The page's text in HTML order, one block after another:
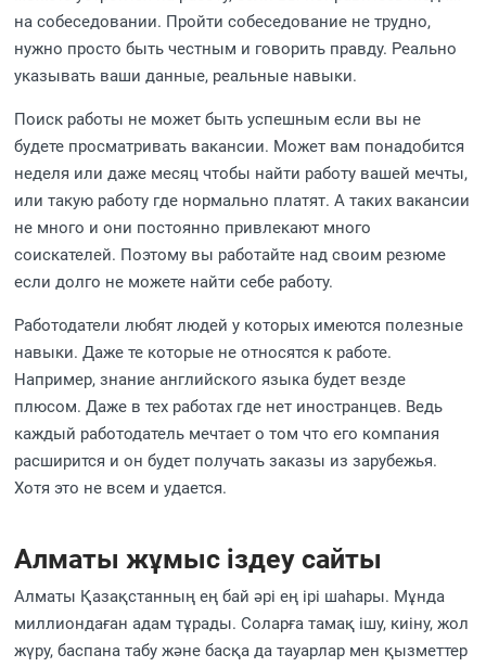
на собеседовании. Пройти собеседование не трудно,
нужно просто быть честным и говорить правду. Реально
указывать ваши данные, реальные навыки.
Поиск работы не может быть успешным если вы не
будете просматривать вакансии. Может вам понадобится
неделя или даже месяц чтобы найти работу вашей мечты,
или такую работу где нормально платят. А таких вакансии
не много и они постоянно привлекают много
соискателей. Поэтому вы работайте над своим резюме
если долго не можете найти себе работу.
Работодатели любят людей у которых имеются полезные
навыки. Даже те которые не относятся к работе.
Например, знание английского языка будет везде
плюсом. Даже в тех работах где нет иностранцев. Ведь
каждый работодатель мечтает о том что его компания
расширится и он будет получать заказы из зарубежья.
Хотя это не всем и удается.
Алматы жұмыс іздеу сайты
Алматы Қазақстанның ең бай әрі ең ірі шаһары. Мұнда
миллиондаған адам тұрады. Соларға тамақ ішу, киіну, жол
жүру, баспана табу және басқа да тауарлар мен қызметтер